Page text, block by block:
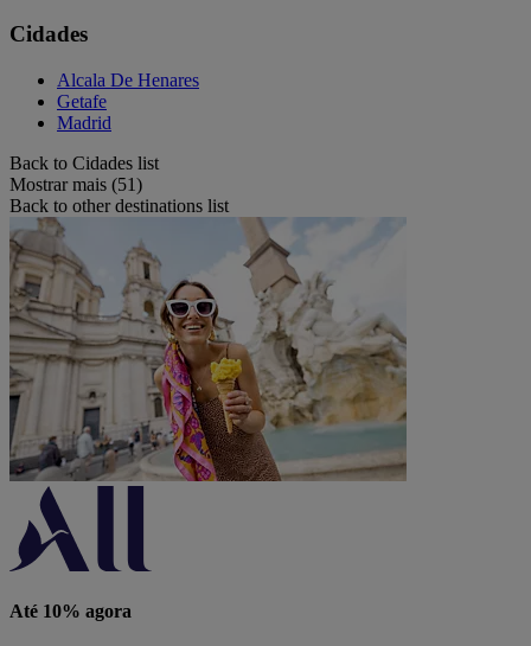
Cidades
Alcala De Henares
Getafe
Madrid
Back to Cidades list
Mostrar mais (51)
Back to other destinations list
Até 10% agora